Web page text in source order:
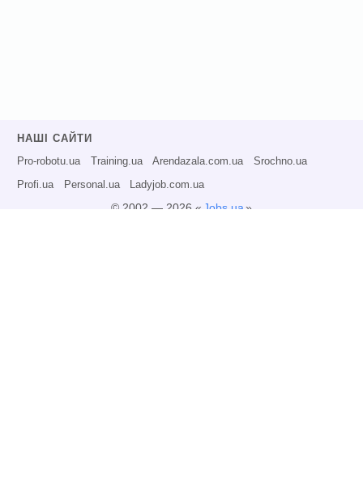
НАШІ САЙТИ
Pro-robotu.ua Training.ua Arendazala.com.ua Srochno.ua
Profi.ua Personal.ua Ladyjob.com.ua
© 2002 — 2026 « Jobs.ua»